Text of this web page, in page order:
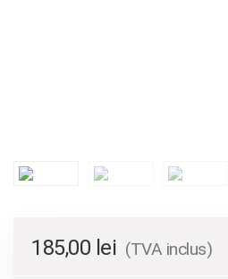
185,00 lei (TVA inclus)